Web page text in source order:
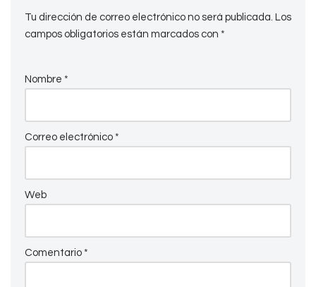
Tu dirección de correo electrónico no será publicada. Los
campos obligatorios están marcados con *
Nombre *
Correo electrónico *
Web
Comentario *